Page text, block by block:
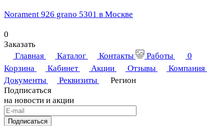
Norament 926 grano 5301 в Москве
0
Заказать
Главная
Каталог Контакты Работы
0
Корзина
Кабинет Акции Отзывы
Компания
Документы
Реквизиты
Регион
Подписаться
на новости и акции
Подписаться